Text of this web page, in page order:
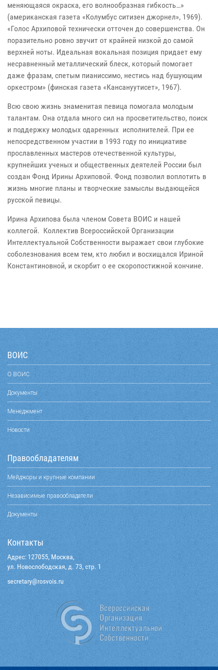
меняющаяся окраска, его волнообразная гибкость…»
(американская газета «Колумбус ситизен джорнел», 1969).
«Голос Архиповой технически отточен до совершенства. Он
поразительно ровно звучит от крайней низкой до самой
верхней ноты. Идеальная вокальная позиция придает ему
несравненный металлический блеск, который помогает
даже фразам, спетым пианиссимо, нестись над бушующим
оркестром» (финская газета «Кансануутисет», 1967).
Всю свою жизнь знаменитая певица помогала молодым
талантам. Она отдала много сил на просветительство, поиск
и поддержку молодых одаренных исполнителей. При ее
непосредственном участии в 1993 году по инициативе
прославленных мастеров отечественной культуры,
крупнейших ученых и общественных деятелей России был
создан Фонд Ирины Архиповой. Фонд позволил воплотить в
жизнь многие планы и творческие замыслы выдающейся
русской певицы.
Ирина Архипова была членом Совета ВОИС и нашей
коллегой. Коллектив Всероссийской Организации
Интеллектуальной Собственности выражает свои глубокие
соболезнования всем тем, кто любил и восхищался Ириной
Константиновной, и скорбит о ее скоропостижной кончине.
ВОИС
О ВОИС
Документы
Менеджмент
Новости
Правообладателям
Мейджоры и крупные компании
Независимые правообладатели
Документы
Контакты
Адрес: 127055, Москва,
ул. Новослободская, д. 73, стр. 1
ur.siovsor
@yraterces